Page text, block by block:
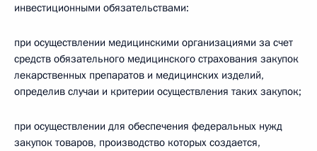
инвестиционными обязательствами:
при осуществлении медицинскими организациями за счет
средств обязательного медицинского страхования закупок
лекарственных препаратов и медицинских изделий,
определив случаи и критерии осуществления таких закупок;
при осуществлении для обеспечения федеральных нужд
закупок товаров, производство которых создается,